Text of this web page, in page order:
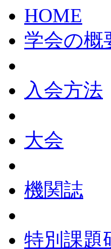
HOME
学会の概
入会方法
大会
機関誌
特別課題